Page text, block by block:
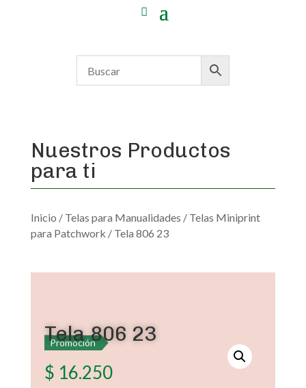
Nuestros Productos
para ti
Inicio / Telas para Manualidades / Telas Miniprint
para Patchwork / Tela 806 23
Promoción
Tela 806 23
$ 16.250